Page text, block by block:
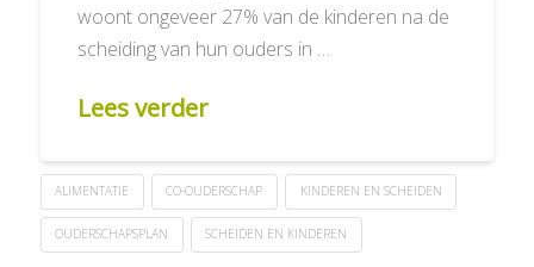
woont ongeveer 27% van de kinderen na de
scheiding van hun ouders in …
Lees verder
ALIMENTATIE CO-OUDERSCHAP KINDEREN EN SCHEIDEN
OUDERSCHAPSPLAN SCHEIDEN EN KINDEREN